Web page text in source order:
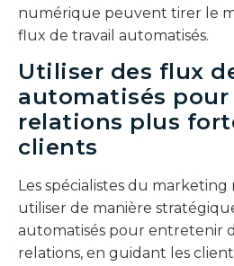
numérique peuvent tirer le
flux de travail automatisés.
Utiliser des flux
automatisés pour
relations plus
clients
Les spécialistes du
utiliser de manière
automatisés pour entretenir
relations, en guidant les